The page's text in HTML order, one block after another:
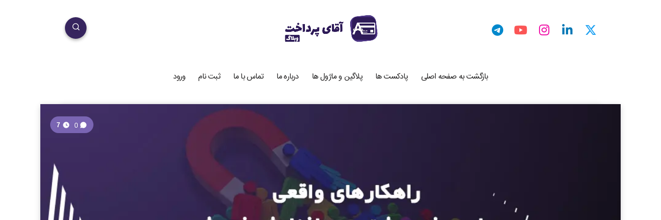
بازگشت به صفحه اصلی پادکست ها پلاگین و ماژول ها درباره ما تماس با ما ثبت نام ورود
0